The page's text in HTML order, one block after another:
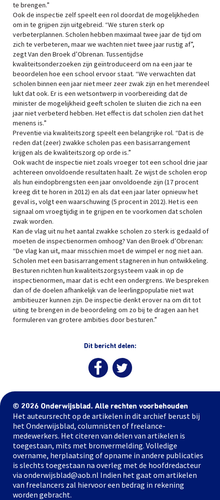
te brengen.”
Ook de inspectie zelf speelt een rol doordat de mogelijkheden
om in te grijpen zijn uitgebreid. “We sturen sterk op
verbeterplannen. Scholen hebben maximaal twee jaar de tijd om
zich te verbeteren, maar we wachten niet twee jaar rustig af”,
zegt Van den Broek d’Obrenan. Tussentijdse
kwaliteitsonderzoeken zijn geïntroduceerd om na een jaar te
beoordelen hoe een school ervoor staat. “We verwachten dat
scholen binnen een jaar niet meer zeer zwak zijn en het merendeel
lukt dat ook. Er is een wetsontwerp in voorbereiding dat de
minister de mogelijkheid geeft scholen te sluiten die zich na een
jaar niet verbeterd hebben. Het effect is dat scholen zien dat het
menens is.”
Preventie via kwaliteitszorg speelt een belangrijke rol. “Dat is de
reden dat (zeer) zwakke scholen pas een basisarrangement
krijgen als de kwaliteitszorg op orde is.”
Ook wacht de inspectie niet zoals vroeger tot een school drie jaar
achtereen onvoldoende resultaten haalt. Ze wijst de scholen erop
als hun eindopbrengsten een jaar onvoldoende zijn (17 procent
kreeg dit te horen in 2012) en als dat een jaar later opnieuw het
geval is, volgt een waarschuwing (5 procent in 2012). Het is een
signaal om vroegtijdig in te grijpen en te voorkomen dat scholen
zwak worden.
Kan de vlag uit nu het aantal zwakke scholen zo sterk is gedaald of
moeten de inspectienormen omhoog? Van den Broek d’Obrenan:
“De vlag kan uit, maar misschien moet de wimpel er nog niet aan.
Scholen met een basisarrangement stagneren in hun ontwikkeling.
Besturen richten hun kwaliteitszorgsysteem vaak in op de
inspectienormen, maar dat is echt een ondergrens. We bespreken
dan of de doelen afhankelijk van de leerlingpopulatie niet wat
ambitieuzer kunnen zijn. De inspectie denkt erover na om dit tot
uiting te brengen in de beoordeling om zo bij te dragen aan het
formuleren van grotere ambities door besturen.”
Dit bericht delen:
© 2026 Onderwijsblad. Alle rechten voorbehouden
Het auteursrecht op de artikelen in dit archief berust bij
het Onderwijsblad, columnisten of freelance-
medewerkers. Het citeren van delen van artikelen is
toegestaan, mits met bronvermelding. Volledige
overname, herplaatsing of opname in andere publicaties
is slechts toegestaan na overleg met de hoofdredacteur
via onderwijsblad@aob.nl Indien het gaat om artikelen
van freelancers zal hiervoor een bedrag in rekening
worden gebracht.